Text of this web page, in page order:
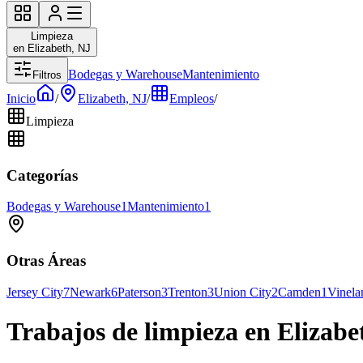
Limpieza
en Elizabeth, NJ
Filtros Bodegas y WarehouseMantenimiento
Inicio
/ Elizabeth, NJ/ Empleos/
Limpieza
Categorías
Bodegas y Warehouse1Mantenimiento1
Otras Áreas
Jersey City7Newark6Paterson3Trenton3Union City2Camden1
Trabajos de limpieza en